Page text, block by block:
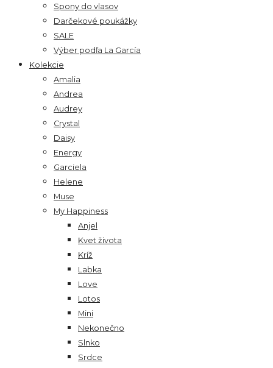
Spony do vlasov
Darčekové poukážky
SALE
Výber podľa La García
Kolekcie
Amalia
Andrea
Audrey
Crystal
Daisy
Energy
Garciela
Helene
Muse
My Happiness
Anjel
Kvet života
Kríž
Labka
Love
Lotos
Mini
Nekonečno
Slnko
Srdce